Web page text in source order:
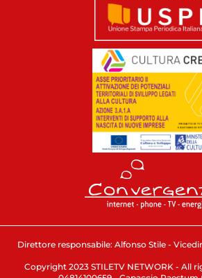
Direttore responsabile: Alfonso Stile -
Copyright 2023 STILETV NETWORK - All